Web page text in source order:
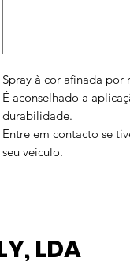
Spray à cor afinada por
É aconselhado a
durabilidade.
Entre em contacto se
seu veiculo.
LDA